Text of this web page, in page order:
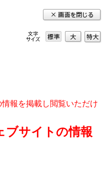
標準 大
特
大
報を掲載し閲覧いただけ
ブサイトの情報